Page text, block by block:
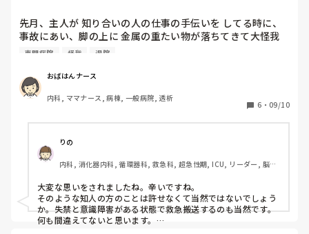
先月、主人が 知り合いの人の仕事の手伝いを してる時に、
事故にあい、脚の上に 金属の重たい物が落ちてきて大怪我
を負いました。
帰っていい、との事で 自宅に連れて帰り、車から降りて 玄
関の椅子まで 10歩ほど 旦那を歩かせて移動させたら、尿失
禁と、意識レベル低下になり、深夜だったけど直ぐに救急搬
そんな重傷だったのにも関わらず、旦那に高圧的な言い方で
危険な作業場に連れていって下さった方と、元請けからは、
私が 急変した旦那を救急搬送した事が、間違いだったと言
ってきてるそうです。
でも、あの時、救急搬送せずに ただ見守ってるだけだと、か
えって危険だったと 伝えてもらってるんですが、それでも
未だに、救急搬送は、間違いだった、そっちが怪我したお陰
専門病院 怪我 退院
おばはんナース
内科, ママナース, 病棟, 一般病院, 透析
6 ・ 09/10
りの
内科, 消化器内科, 循環器科, 救急科, 超急性期, ICU, リーダー, 脳神
大変な思いをされましたね。辛いですね。
そのような知人の方のことは許せなくて当然ではないでしょう
か。失禁と意識障害がある状態で救急搬送するのも当然です。
何も間違えてないと思います。